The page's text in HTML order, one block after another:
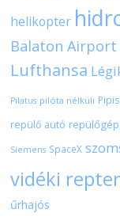
helikopter
Balaton Airport
Lufthansa
Pilatus pilóta nélküli
repülő autó
Siemens SpaceX
vidéki
űrhajós